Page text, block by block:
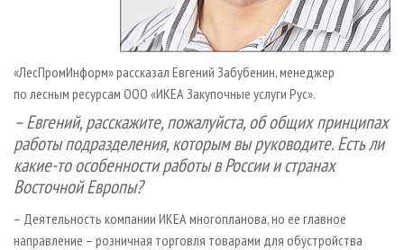
«ЛесПромИнформ» рассказал Евгений Забубенин, менеджер
по лесным ресурсам OOO «ИКЕА Закупочные услуги Рус».
– Евгений, расскажите, пожалуйста, об общих принципах
работы подразделения, которым вы руководите. Есть ли
какие-то особенности работы в России и странах
Восточной Европы?
– Деятельность компании ИКЕА многопланова, но ее главное
направление – розничная торговля товарами для обустройства